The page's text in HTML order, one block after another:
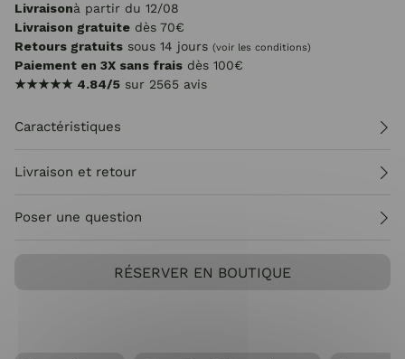
Livraisonà partir du 12/08
Livraison gratuite dès 70€
Retours gratuits sous 14 jours (voir les conditions)
Paiement en 3X sans frais dès 100€
★★★★★ 4.84/5 sur 2565 avis
Caractéristiques
Livraison et retour
Poser une question
RÉSERVER EN BOUTIQUE